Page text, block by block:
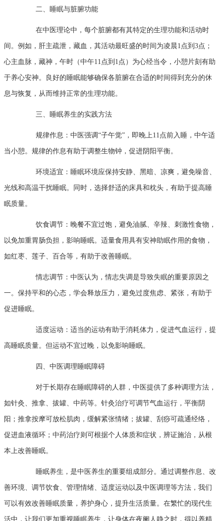
二、睡眠与脏腑功能
在中医理论中，每个脏腑都有其特定的生理功能和活动时
间。例如，肝主疏泄，藏血，其活动最旺盛的时间为凌晨1点到3点；
心主血脉，藏神，午时（中午11点到1点）为心经当令，小憩片刻有助
于养心安神。良好的睡眠能够确保各脏腑在合适的时间得到充分的休
息与恢复，从而维持正常的生理功能。
三、睡眠养生的实践方法
规律作息：中医强调“子午觉”，即晚上11点前入睡，中午适
当小憩。规律的作息有助于调整生物钟，促进阴阳平衡。
环境适宜：睡眠环境应保持安静、黑暗、凉爽，避免噪音、
光线和高温干扰睡眠。同时，选择舒适的床具和枕头，有助于提高睡
眠质量。
饮食调节：晚餐不宜过饱，避免油腻、辛辣、刺激性食物，
以免加重胃肠负担，影响睡眠。适量食用具有安神助眠作用的食物，
如红枣、莲子、百合等，有助于改善睡眠。
情志调节：中医认为，情志失调是导致失眠的重要原因之
一。保持平和的心态，学会释放压力，避免过度焦虑、紧张，有助于
促进睡眠。
适度运动：适当的运动有助于消耗体力，促进气血运行，提
高睡眠质量。但运动不宜过晚，以免影响睡眠。
四、中医调理睡眠障碍
对于长期存在睡眠障碍的人群，中医提供了多种调理方法，
如针灸、推拿、拔罐、中药等。针灸治疗可调节气血运行，平衡阴
阳；推拿按摩可放松肌肉，缓解紧张情绪；拔罐、刮痧可疏通经络，
促进血液循环；中药治疗则可根据个人体质和症状，辨证施治，从根
本上改善睡眠。
睡眠养生，是中医养生的重要组成部分。通过调整作息、改
善环境、调节饮食、管理情绪、适度运动以及中医调理等方法，我们
可以有效改善睡眠质量，养护身心，提升生活质量。在繁忙的现代生
活中，让我们更加重视睡眠养生，让身体在夜阑人静之时，得以养精